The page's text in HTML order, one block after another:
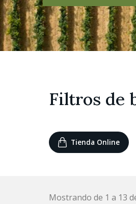
Filtros de
Tienda Online
Mostrando de 1 a 13